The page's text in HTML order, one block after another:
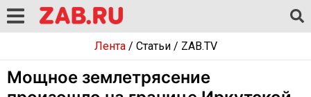
Лента/ Статьи/ ZAB.TV
Мощное землетрясение